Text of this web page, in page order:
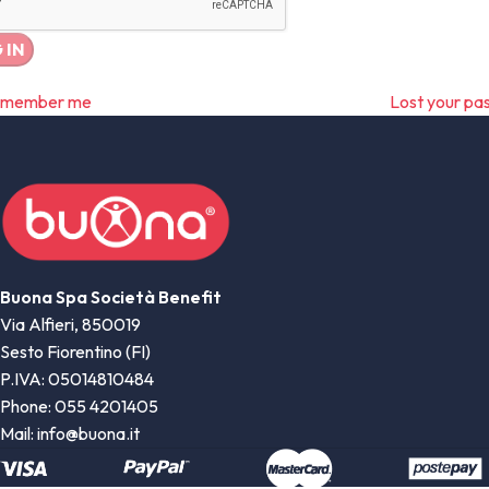
IN
Lost your
me
Buona Spa Società Benefit
Via Alfieri, 850019
Sesto Fiorentino (FI)
P.IVA: 05014810484
Phone: 055 4201405
Mail: info@buona.it